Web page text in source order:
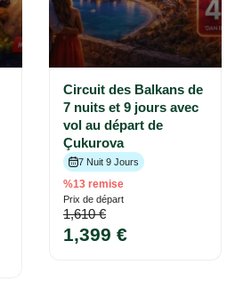
Circuit des Balkans de
7 nuits et 9 jours avec
vol au départ de
Çukurova
7 Nuit 9 Jours
%13 remise
Prix ​​de départ
1,610 €
1,399 €